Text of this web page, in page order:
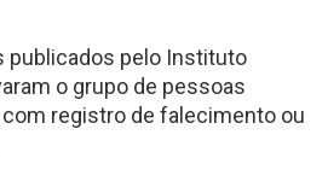
publicados pelo Instituto
o grupo de pessoas
registro de falecimento ou